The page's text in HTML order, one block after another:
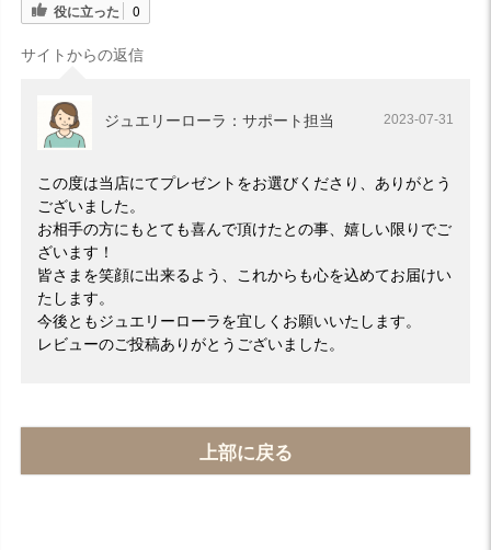
役に立った 0
サイトからの返信
ジュエリーローラ：サポート担当 2023-07-31
この度は当店にてプレゼントをお選びくださり、ありがとう
ございました。
お相手の方にもとても喜んで頂けたとの事、嬉しい限りでご
ざいます！
皆さまを笑顔に出来るよう、これからも心を込めてお届けい
たします。
今後ともジュエリーローラを宜しくお願いいたします。
レビューのご投稿ありがとうございました。
上部に戻る